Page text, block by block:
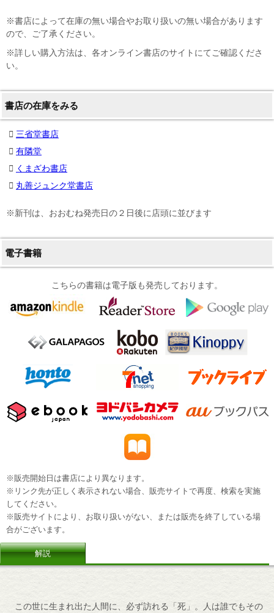
※書店によって在庫の無い場合やお取り扱いの無い場合があります
ので、ご了承ください。
※詳しい購入方法は、各オンライン書店のサイトにてご確認くださ
い。
書店の在庫をみる
三省堂書店
有隣堂
くまざわ書店
丸善ジュンク堂書店
※新刊は、おおむね発売日の２日後に店頭に並びます
電子書籍
こちらの書籍は電子版も発売しております。
※販売開始日は書店により異なります。
※リンク先が正しく表示されない場合、販売サイトで再度、検索を実施
してください。
※販売サイトにより、お取り扱いがない、または販売を終了している場
合がございます。
解説
この世に生まれ出た人間に、必ず訪れる「死」。人は誰でもその